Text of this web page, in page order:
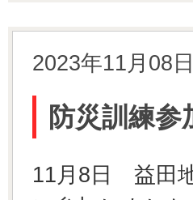
2023年11月08日
防災訓練参
11月8日 益田